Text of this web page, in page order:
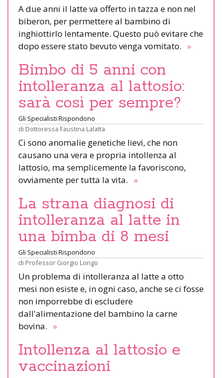
A due anni il latte va offerto in tazza e non nel
biberon, per permettere al bambino di
inghiottirlo lentamente. Questo può evitare che
dopo essere stato bevuto venga vomitato. »
Bimbo di 5 anni con
intolleranza al lattosio:
sarà così per sempre?
Gli Specialisti Rispondono
di Dottoressa Faustina Lalatta
Ci sono anomalie genetiche lievi, che non
causano una vera e propria intollenza al
lattosio, ma semplicemente la favoriscono,
ovviamente per tutta la vita. »
La strana diagnosi di
intolleranza al latte in
una bimba di 8 mesi
Gli Specialisti Rispondono
di Professor Giorgio Longo
Un problema di intolleranza al latte a otto
mesi non esiste e, in ogni caso, anche se ci fosse
non imporrebbe di escludere
dall'alimentazione del bambino la carne
bovina. »
Intollenza al lattosio e
vaccinazioni